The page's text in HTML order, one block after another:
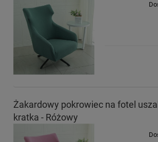
Żakardowy pokrowiec na fotel
kratka - Różowy